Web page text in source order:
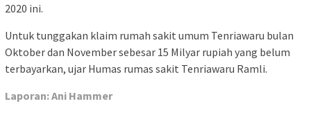
2020 ini.
Untuk tunggakan klaim rumah sakit umum Tenriawaru bulan
Oktober dan November sebesar 15 Milyar rupiah yang belum
terbayarkan, ujar Humas rumas sakit Tenriawaru Ramli.
Laporan: Ani Hammer